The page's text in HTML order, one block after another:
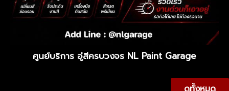
ศูนย์บริการ อู่สีครบวงจร NL Paint Garage